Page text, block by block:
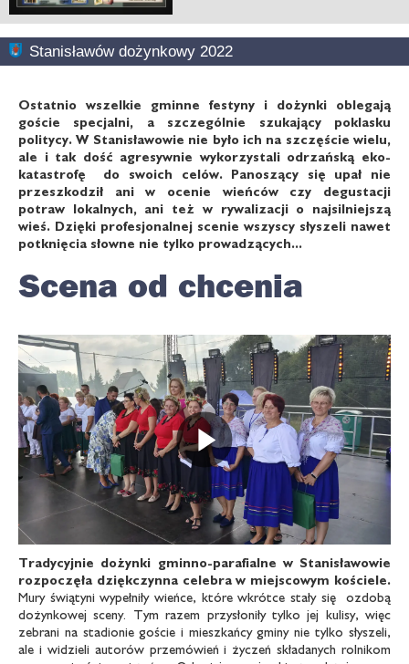
Stanisławów dożynkowy 2022
Ostatnio wszelkie gminne festyny i dożynki oblegają
goście specjalni, a szczególnie szukający poklasku
politycy. W Stanisławowie nie było ich na szczęście wielu,
ale i tak dość agresywnie wykorzystali odrzańską eko-
katastrofę do swoich celów. Panoszący się upał nie
przeszkodził ani w ocenie wieńców czy degustacji
potraw lokalnych, ani też w rywalizacji o najsilniejszą
wieś. Dzięki profesjonalnej scenie wszyscy słyszeli nawet
potknięcia słowne nie tylko prowadzących...
Scena od chcenia
Tradycyjnie dożynki gminno-parafialne w Stanisławowie
rozpoczęła dziękczynna celebra w miejscowym kościele.
Mury świątyni wypełniły wieńce, które wkrótce stały się ozdobą
dożynkowej sceny. Tym razem przysłoniły tylko jej kulisy, więc
zebrani na stadionie goście i mieszkańcy gminy nie tylko słyszeli,
ale i widzieli autorów przemówień i życzeń składanych rolnikom